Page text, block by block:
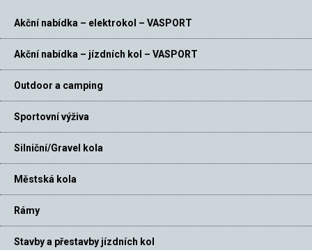
Akční nabídka – elektrokol – VASPORT
Akční nabídka – jízdních kol – VASPORT
Outdoor a camping
Sportovní výživa
Silniční/Gravel kola
Městská kola
Rámy
Stavby a přestavby jízdních kol